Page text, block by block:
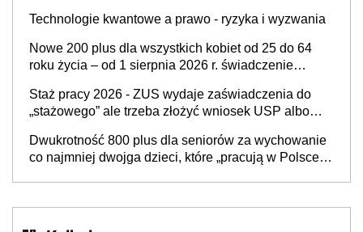
Technologie kwantowe a prawo - ryzyka i wyzwania
Nowe 200 plus dla wszystkich kobiet od 25 do 64
roku życia – od 1 sierpnia 2026 r. świadczenie
Staż pracy 2026 - ZUS wydaje zaświadczenia do
„stażowego” ale trzeba złożyć wniosek USP albo
zaświadczenie z ZUS?
Dwukrotność 800 plus dla seniorów za wychowanie
co najmniej dwojga dzieci, które „pracują w Polsce i